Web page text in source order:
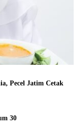
Pecel Jatim Cetak
30